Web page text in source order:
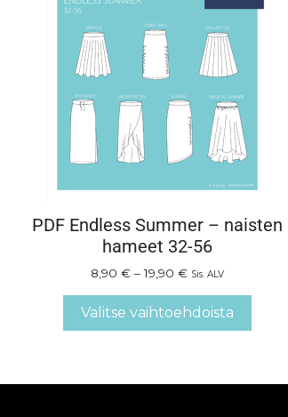
PDF Endless Summer – naisten
hameet 32-56
8,90 € – 19,90 € Sis. ALV
Valitse vaihtoehdoista